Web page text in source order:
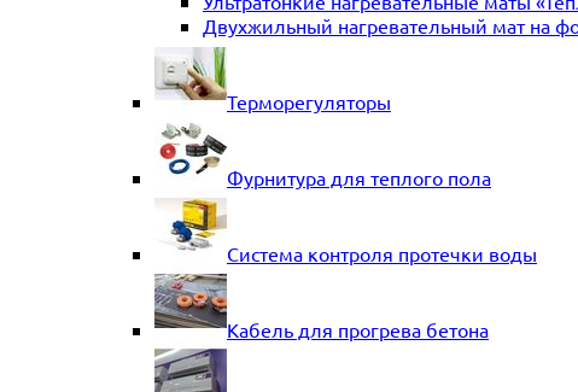
Двухжильный нагревательный мат на
Терморегуляторы
Фурнитура для теплого пола
Система контроля протечки воды
Кабель для прогрева бетона